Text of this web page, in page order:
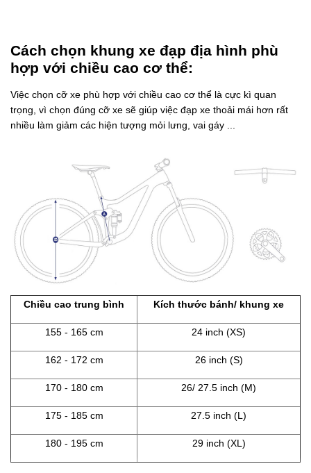
Cách chọn khung xe đạp địa hình phù
hợp với chiều cao cơ thể:
Việc chọn cỡ xe phù hợp với chiều cao cơ thể là cực kì quan
trọng, vì chọn đúng cỡ xe sẽ giúp việc đạp xe thoải mái hơn rất
nhiều làm giảm các hiện tượng mỏi lưng, vai gáy ...
Chiều cao trung bình Kích thước bánh/ khung xe
155 - 165 cm 24 inch (XS)
162 - 172 cm 26 inch (S)
170 - 180 cm 26/ 27.5 inch (M)
175 - 185 cm 27.5 inch (L)
180 - 195 cm 29 inch (XL)